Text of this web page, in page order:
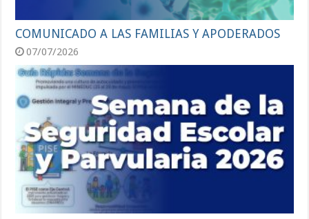
COMUNICADO A LAS FAMILIAS Y APODERADOS
07/07/2026